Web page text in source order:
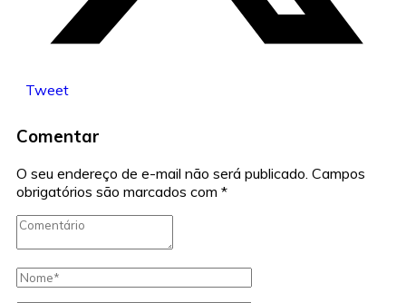
Tweet
Comentar
O seu endereço de e-mail não será publicado. Campos
obrigatórios são marcados com *